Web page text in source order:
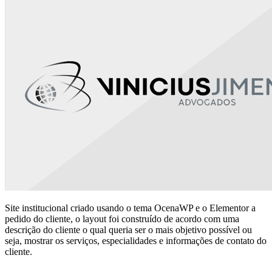
Site institucional criado usando o tema OcenaWP e o Elementor a
pedido do cliente, o layout foi construído de acordo com uma
descrição do cliente o qual queria ser o mais objetivo possível ou
seja, mostrar os serviços, especialidades e informações de contato do
cliente.